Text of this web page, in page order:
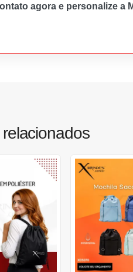
agora e personalize a